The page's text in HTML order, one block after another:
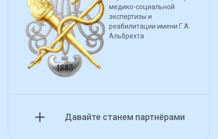
медико-социальной
экспертизы и
реабилитации имени Г.А.
Альбрехта
Давайте станем партнёрами